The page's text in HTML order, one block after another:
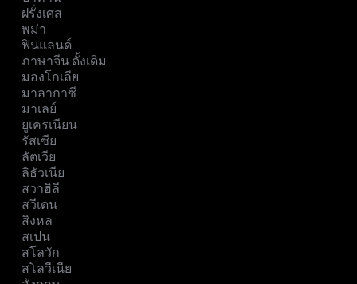
ฝรั่งเศส
พม่า
ฟินแลนด์
ภาษาจีน ดั้งเดิม
มองโกเลีย
มาลากาซี
มาเลย์
ยูเครเนียน
รัสเซีย
ลัตเวีย
ลิธัวเนีย
สวาฮิลี
สวีเดน
สิงหล
สเปน
สโลวัก
สโลวีเนีย